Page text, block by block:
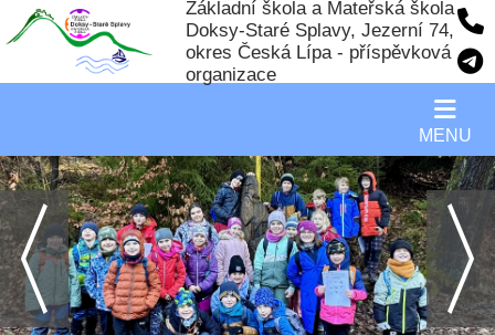
Základní škola a Mateřská škola
Doksy-Staré Splavy, Jezerní 74,
okres Česká Lípa - příspěvková
organizace
MENU